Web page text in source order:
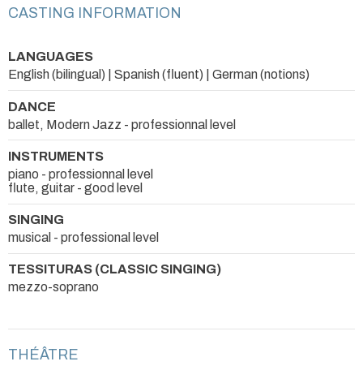
CASTING INFORMATION
LANGUAGES
English (bilingual) | Spanish (fluent) | German (notions)
DANCE
ballet, Modern Jazz - professionnal level
INSTRUMENTS
piano - professionnal level
flute, guitar - good level
SINGING
musical - professional level
TESSITURAS (CLASSIC SINGING)
mezzo-soprano
THÉÂTRE